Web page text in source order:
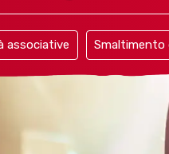
associative Smaltimento